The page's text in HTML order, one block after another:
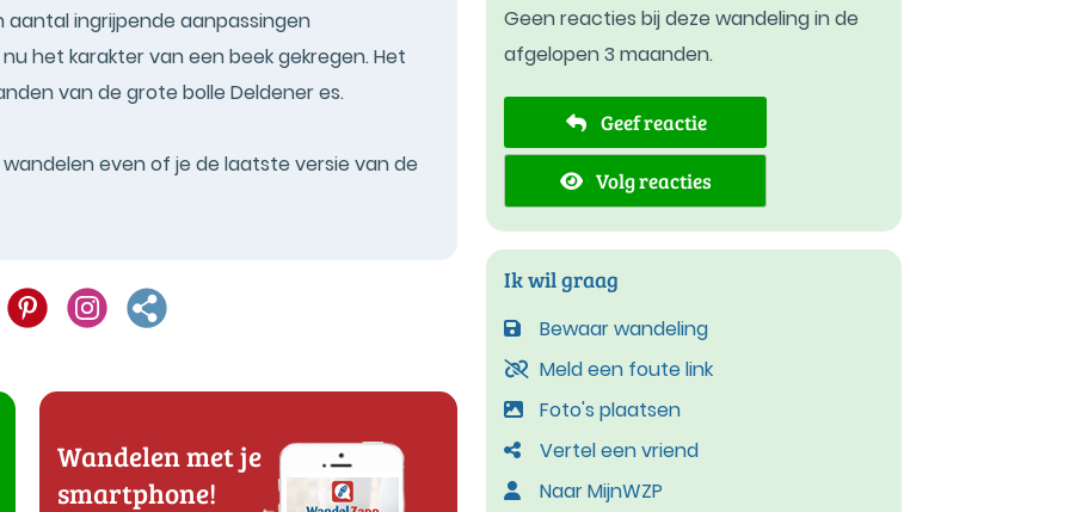
ingrijpende aanpassingen
het karakter van een beek gekregen. Het
van de grote bolle Deldener es.
even of je de laatste versie van de
Wandelen met je
smartphone!
Geen reacties bij deze wandeling in de
afgelopen 3 maanden.
Geef reactie
Volg reacties
Ik wil graag
Bewaar wandeling
Meld een foute link
Foto's plaatsen
Vertel een vriend
Naar MijnWZP